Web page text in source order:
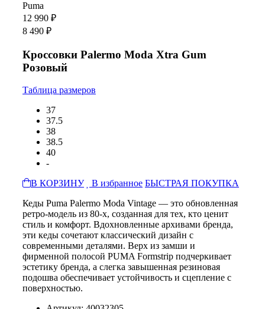
Puma
12 990 ₽
8 490 ₽
Кроссовки Palermo Moda Xtra Gum
Розовый
Таблица размеров
37
37.5
38
38.5
40
-
В КОРЗИНУ
В избранное БЫСТРАЯ ПОКУПКА
Кеды Puma Palermo Moda Vintage — это обновленная
ретро-модель из 80-х, созданная для тех, кто ценит
стиль и комфорт. Вдохновленные архивами бренда,
эти кеды сочетают классический дизайн с
современными деталями. Верх из замши и
фирменной полосой PUMA Formstrip подчеркивает
эстетику бренда, а слегка завышенная резиновая
подошва обеспечивает устойчивость и сцепление с
поверхностью.